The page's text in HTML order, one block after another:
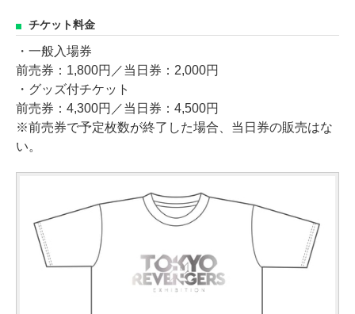
チケット料金
・一般入場券
前売券：1,800円／当日券：2,000円
・グッズ付チケット
前売券：4,300円／当日券：4,500円
※前売券で予定枚数が終了した場合、当日券の販売はな
い。